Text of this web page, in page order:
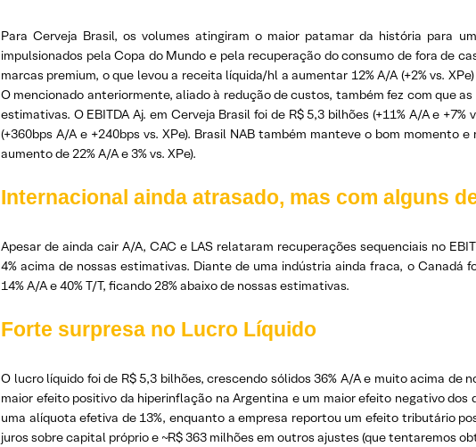
Para Cerveja Brasil, os volumes atingiram o maior patamar da história para
impulsionados pela Copa do Mundo e pela recuperação do consumo de fora de
marcas premium, o que levou a receita líquida/hl a aumentar 12% A/A (+2% vs.
O mencionado anteriormente, aliado à redução de custos, também fez com que
estimativas. O EBITDA Aj. em Cerveja Brasil foi de R$ 5,3 bilhões (+11% A/A e
(+360bps A/A e +240bps vs. XPe). Brasil NAB também manteve o bom momento
aumento de 22% A/A e 3% vs. XPe).
Internacional ainda atrasado, mas com alguns
Apesar de ainda cair A/A, CAC e LAS relataram recuperações sequenciais no
4% acima de nossas estimativas. Diante de uma indústria ainda fraca, o Canadá
14% A/A e 40% T/T, ficando 28% abaixo de nossas estimativas.
Forte surpresa no Lucro Líquido
O lucro líquido foi de R$ 5,3 bilhões, crescendo sólidos 36% A/A e muito acima de
maior efeito positivo da hiperinflação na Argentina e um maior efeito negativo
uma alíquota efetiva de 13%, enquanto a empresa reportou um efeito tributário
juros sobre capital próprio e ~R$ 363 milhões em outros ajustes (que tentaremos